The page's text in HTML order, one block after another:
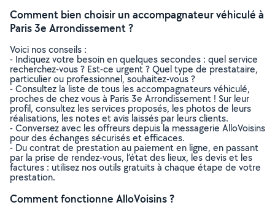
Comment bien choisir un accompagnateur véhiculé à
Paris 3e Arrondissement ?
Voici nos conseils :
- Indiquez votre besoin en quelques secondes : quel service
recherchez-vous ? Est-ce urgent ? Quel type de prestataire,
particulier ou professionnel, souhaitez-vous ?
- Consultez la liste de tous les accompagnateurs véhiculé,
proches de chez vous à Paris 3e Arrondissement ! Sur leur
profil, consultez les services proposés, les photos de leurs
réalisations, les notes et avis laissés par leurs clients.
- Conversez avec les offreurs depuis la messagerie AlloVoisins
pour des échanges sécurisés et efficaces.
- Du contrat de prestation au paiement en ligne, en passant
par la prise de rendez-vous, l’état des lieux, les devis et les
factures : utilisez nos outils gratuits à chaque étape de votre
prestation.
Comment fonctionne AlloVoisins ?